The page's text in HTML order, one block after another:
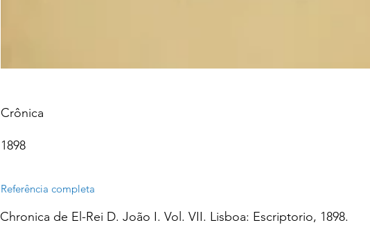
1898
Crônica
Referência completa
Chronica de El-Rei D. João I. Vol. VII. Lisboa: Escriptorio, 1898.